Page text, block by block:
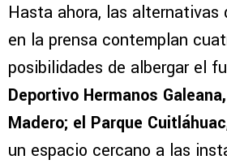
Hasta ahora, las alternativas
en la prensa contemplan
posibilidades de albergar el
Deportivo Hermanos
Madero; el Parque
un espacio cercano a las